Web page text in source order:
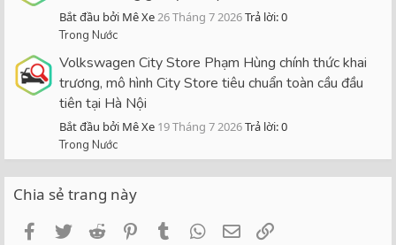
Bắt đầu bởi Mê Xe26 Tháng 7 2026Trả lời: 0
Trong Nước
Volkswagen City Store Phạm Hùng chính thức khai
trương, mô hình City Store tiêu chuẩn toàn cầu đầu
tiên tại Hà Nội
Bắt đầu bởi Mê Xe 19 Tháng 7 2026Trả lời: 0
Trong Nước
Chia sẻ trang này
FacebookTwitterReddit PinterestTumblrWhatsApp
Email